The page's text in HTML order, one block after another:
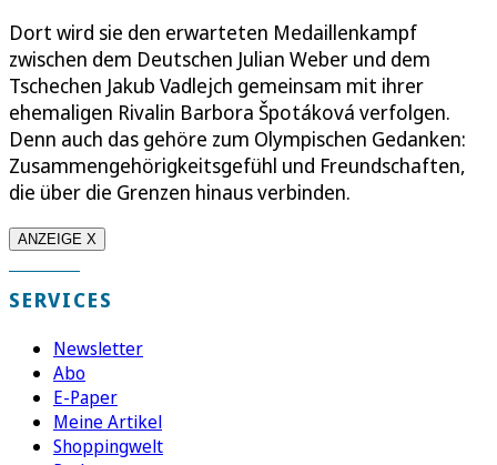
Dort wird sie den erwarteten Medaillenkampf
zwischen dem Deutschen Julian Weber und dem
Tschechen Jakub Vadlejch gemeinsam mit ihrer
ehemaligen Rivalin Barbora Špotáková verfolgen.
Denn auch das gehöre zum Olympischen Gedanken:
Zusammengehörigkeitsgefühl und Freundschaften,
die über die Grenzen hinaus verbinden.
ANZEIGE X
SERVICES
Newsletter
Abo
E-Paper
Meine Artikel
Shoppingwelt